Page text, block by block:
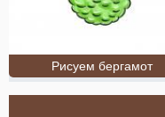
Рисуем бергамот